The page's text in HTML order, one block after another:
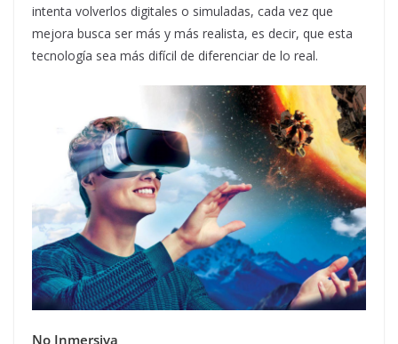
intenta volverlos digitales o simuladas, cada vez que
mejora busca ser más y más realista, es decir, que esta
tecnología sea más difícil de diferenciar de lo real.
No Inmersiva